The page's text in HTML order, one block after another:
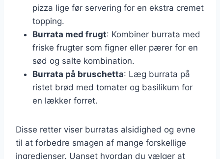
pizza lige før servering for en ekstra cremet
topping.
Burrata med frugt: Kombiner burrata med
friske frugter som figner eller pærer for en
sød og salte kombination.
Burrata på bruschetta: Læg burrata på
ristet brød med tomater og basilikum for
en lækker forret.
Disse retter viser burratas alsidighed og evne
til at forbedre smagen af mange forskellige
ingredienser. Uanset hvordan du vælger at